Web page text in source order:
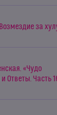
за
«Чудо
Ответы. Часть